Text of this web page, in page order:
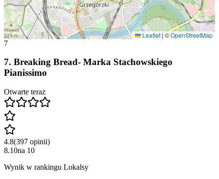
Leaflet|©OpenStreetMap
7
7. Breaking Bread- Marka Stachowskiego
Pianissimo
Otwarte teraz
4.8(397 opinii)
8.10na 10
Wynik w rankingu Lokalsy